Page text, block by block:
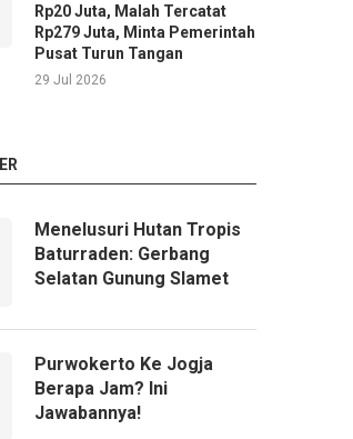
Rp20 Juta, Malah Tercatat
Rp279 Juta, Minta Pemerintah
Pusat Turun Tangan
29 Jul 2026
Menelusuri Hutan Tropis
Baturraden: Gerbang
Selatan Gunung Slamet
Purwokerto Ke Jogja
Berapa Jam? Ini
Jawabannya!